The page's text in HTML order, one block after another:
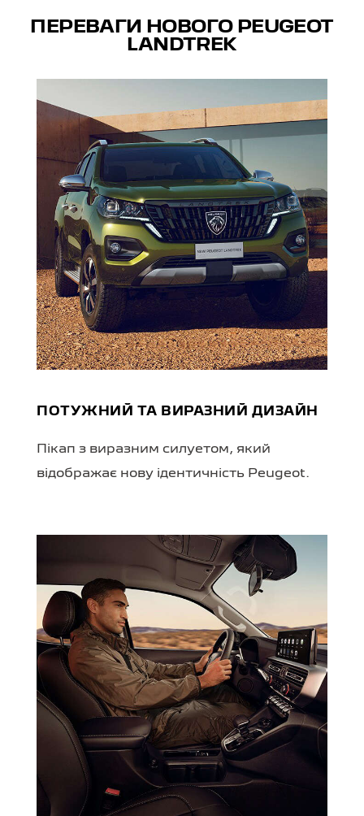
ПЕРЕВАГИ НОВОГО PEUGEOT
LANDTREK
ПОТУЖНИЙ ТА ВИРАЗНИЙ ДИЗАЙН
Пікап з виразним силуетом, який
відображає нову ідентичність Peugeot.